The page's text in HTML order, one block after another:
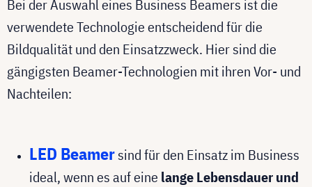
Bei der Auswahl eines Business Beamers ist die
verwendete Technologie entscheidend für die
Bildqualität und den Einsatzzweck. Hier sind die
gängigsten Beamer-Technologien mit ihren Vor- und
Nachteilen:
LED Beamersind für den Einsatz im Business
ideal, wenn es auf eine lange Lebensdauer und